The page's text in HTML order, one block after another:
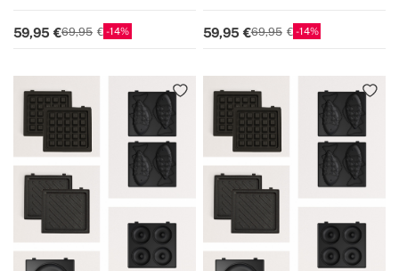
59,95 69,95 14 59,95 69,95 14